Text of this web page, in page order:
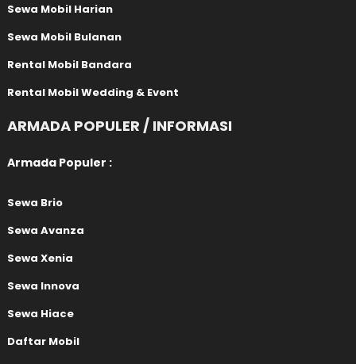
Sewa Mobil Harian
Sewa Mobil Bulanan
Rental Mobil Bandara
Rental Mobil Wedding & Event
ARMADA POPULER / INFORMASI
Armada Populer :
Sewa Brio
Sewa Avanza
Sewa Xenia
Sewa Innova
Sewa Hiace
Daftar Mobil